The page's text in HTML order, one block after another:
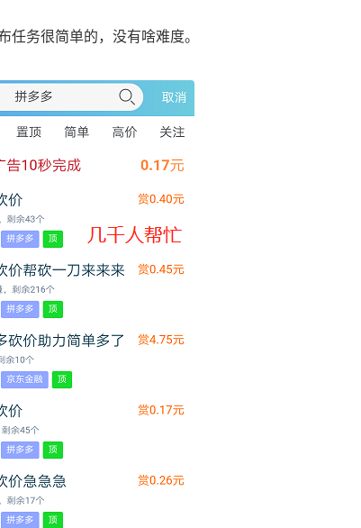
务很简单的，没有啥难度。